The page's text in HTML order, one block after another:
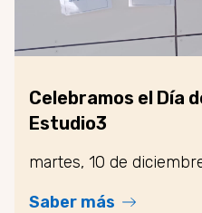
Celebramos el Día
Estudio3
martes, 10 de
Saber más